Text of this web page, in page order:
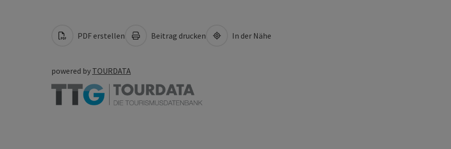
PDF erstellen Beitrag drucken In der Nähe
powered by TOURDATA